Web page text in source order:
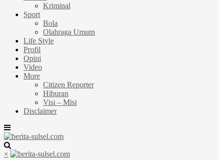
Kriminal
Sport
Bola
Olahraga Umum
Life Style
Profil
Opini
Video
More
Citizen Reporter
Hiburan
Visi – Misi
Disclaimer
×